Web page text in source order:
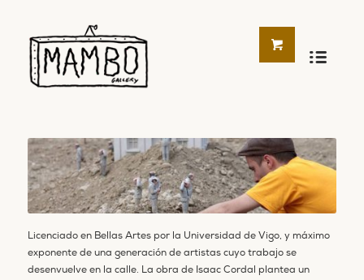
Licenciado en Bellas Artes por la Universidad de Vigo, y máximo
exponente de una generación de artistas cuyo trabajo se
desenvuelve en la calle. La obra de Isaac Cordal plantea un